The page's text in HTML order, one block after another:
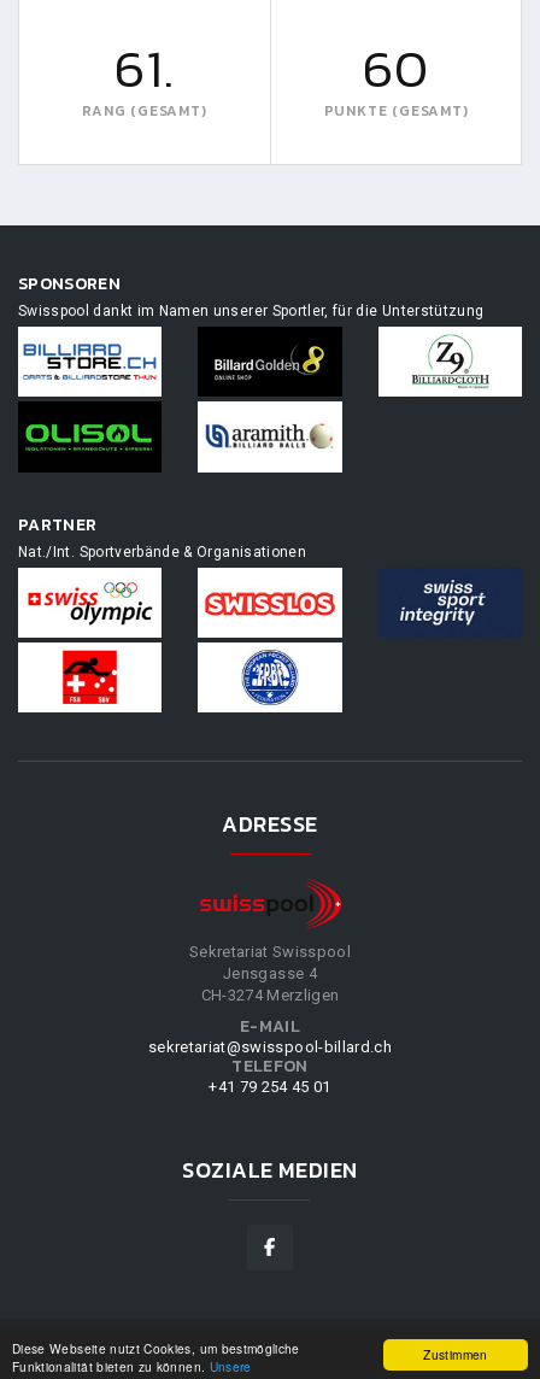
Zustimmen
Diese Webseite nutzt Cookies, um bestmögliche
Funktionalität bieten zu können. Unsere
61.
RANG (GESAMT)
60
PUNKTE (GESAMT)
SPONSOREN
Swisspool dankt im Namen unserer Sportler, für die Unterstützung
PARTNER
Nat./Int. Sportverbände & Organisationen
ADRESSE
Sekretariat Swisspool
Jensgasse 4
CH-3274 Merzligen
E-MAIL
sekretariat@swisspool-billard.ch
TELEFON
+41 79 254 45 01
SOZIALE MEDIEN
SWISSPOOL©2026|DESIGN BY
UNSERE
NUTZUNGSBEDINGUNGEN